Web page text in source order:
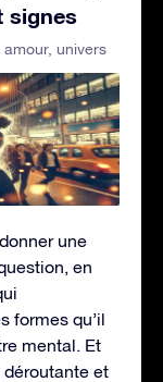
signes
amour, univers
une
en
formes qu’il
mental. Et
et